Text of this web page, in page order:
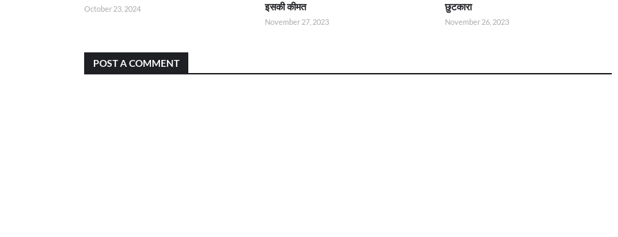
October 23, 2024
इसकी कीमत
November 27, 2023
छुटकारा
November 26, 2023
POST A COMMENT